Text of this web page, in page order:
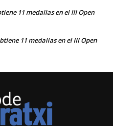
11 medallas en el III Open
11 medallas en el III Open